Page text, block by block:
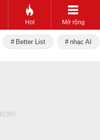
Hot Mở rộng
Better List nhạc AI